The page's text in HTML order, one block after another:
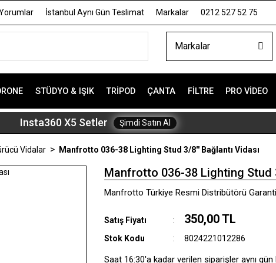
İstanbul Aynı Gün Teslimat Markalar 0212 527 52 75
Markalar
STÜDYO & IŞIK TRIPOD ÇANTA FILTRE PRO VIDEO
Insta360 X5 Setler Şimdi Satın Al
Vidalar Manfrotto 036-38 Lighting Stud 3/8'' Bağlantı Vidası
Manfrotto 036-38 Lighting Stud
Manfrotto Türkiye Resmi Distribütörü
Satış Fiyatı 350,00 TL
Stok Kodu 8024221012286
Saat 16:30'a kadar verilen siparişler aynı